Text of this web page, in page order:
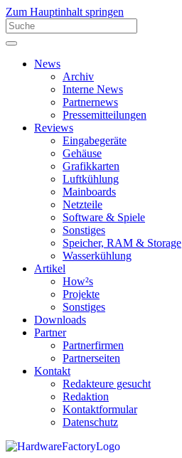
Zum Hauptinhalt springen
News
Archiv
Interne News
Partnernews
Pressemitteilungen
Reviews
Eingabegeräte
Gehäuse
Grafikkarten
Luftkühlung
Mainboards
Netzteile
Software & Spiele
Sonstiges
Speicher, RAM & Storage
Wasserkühlung
Artikel
How²s
Projekte
Sonstiges
Downloads
Partner
Partnerfirmen
Partnerseiten
Kontakt
Redakteure gesucht
Redaktion
Kontaktformular
Datenschutz